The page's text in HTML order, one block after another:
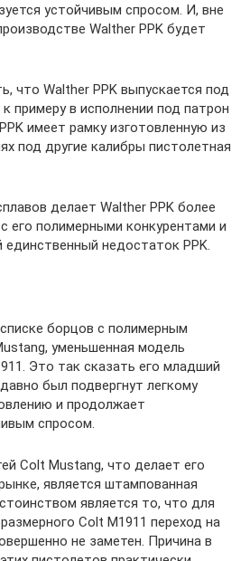
устойчивым спросом. И, вне
Walther PPK будет
что Walther PPK выпускается под
примеру в исполнении под патрон
имеет рамку изготовленную из
под другие калибры пистолетная
делает Walther PPK более
его полимерными конкурентами и
единственный недостаток PPK.
борцов с полимерным
уменьшенная модель
Это так сказать его младший
был подвергнут легкому
и продолжает
спросом.
Colt Mustang, что делает его
является штампованная
является то, что для
Colt M1911 переход на
не заметен. Причина в